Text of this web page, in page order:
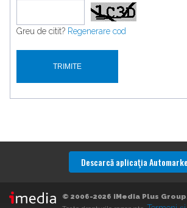
Greu de citit? Regenerare cod
Descarcă aplicaţia
© 2006-2026 iMedia Plus Group.